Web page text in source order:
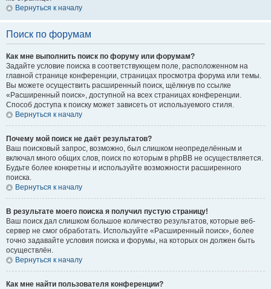
Вернуться к началу
Поиск по форумам
Как мне выполнить поиск по форуму или форумам?
Задайте условие поиска в соответствующем поле, расположенном на
главной странице конференции, страницах просмотра форума или темы.
Вы можете осуществить расширенный поиск, щёлкнув по ссылке
«Расширенный поиск», доступной на всех страницах конференции.
Способ доступа к поиску может зависеть от используемого стиля.
Вернуться к началу
Почему мой поиск не даёт результатов?
Ваш поисковый запрос, возможно, был слишком неопределённым и
включал много общих слов, поиск по которым в phpBB не осуществляется.
Будьте более конкретны и используйте возможности расширенного
поиска.
Вернуться к началу
В результате моего поиска я получил пустую страницу!
Ваш поиск дал слишком большое количество результатов, которые веб-
сервер не смог обработать. Используйте «Расширенный поиск», более
точно задавайте условия поиска и форумы, на которых он должен быть
осуществлён.
Вернуться к началу
Как мне найти пользователя конференции?